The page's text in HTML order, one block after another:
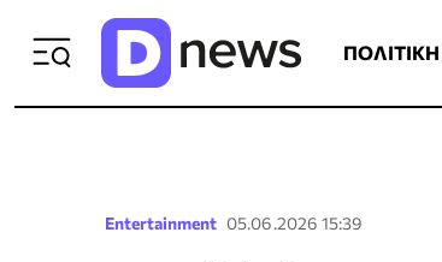
ΠΟΛΙΤΙΚΗ
Entertainment 05.06.2026 15:39